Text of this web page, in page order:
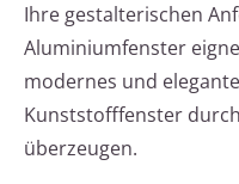
Ihre gestalterischen
Aluminiumfenster
modernes und
Kunststofffenster
überzeugen.